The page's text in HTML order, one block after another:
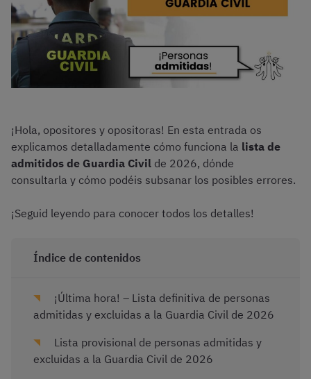
¡Hola, opositores y opositoras! En esta entrada os
explicamos detalladamente cómo funciona la lista de
admitidos de Guardia Civil de 2026, dónde
consultarla y cómo podéis subsanar los posibles errores.
¡Seguid leyendo para conocer todos los detalles!
Índice de contenidos
¡Última hora! – Lista definitiva de personas
admitidas y excluidas a la Guardia Civil de 2026
Lista provisional de personas admitidas y
excluidas a la Guardia Civil de 2026